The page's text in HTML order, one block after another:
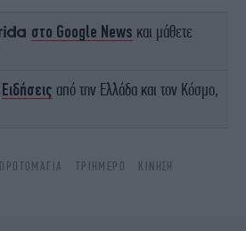
στο Google News και μάθετε
Ειδήσεις από την Ελλάδα και τον Κόσμο,
ΠΡΩΤΟΜΑΓΙΆ ΤΡΙΉΜΕΡΟ
ΚΊΝΗΣΗ